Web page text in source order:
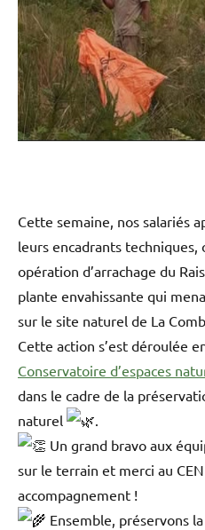
Cette semaine, nos salariés
leurs encadrants
opération d’arrachage du
plante envahissante qui
sur le site naturel de La
Cette action s’est déroulée
Conservatoire d’espaces
dans le cadre de la
naturel
.
Un grand bravo aux
sur le terrain et merci au
accompagnement !
Ensemble, préservons